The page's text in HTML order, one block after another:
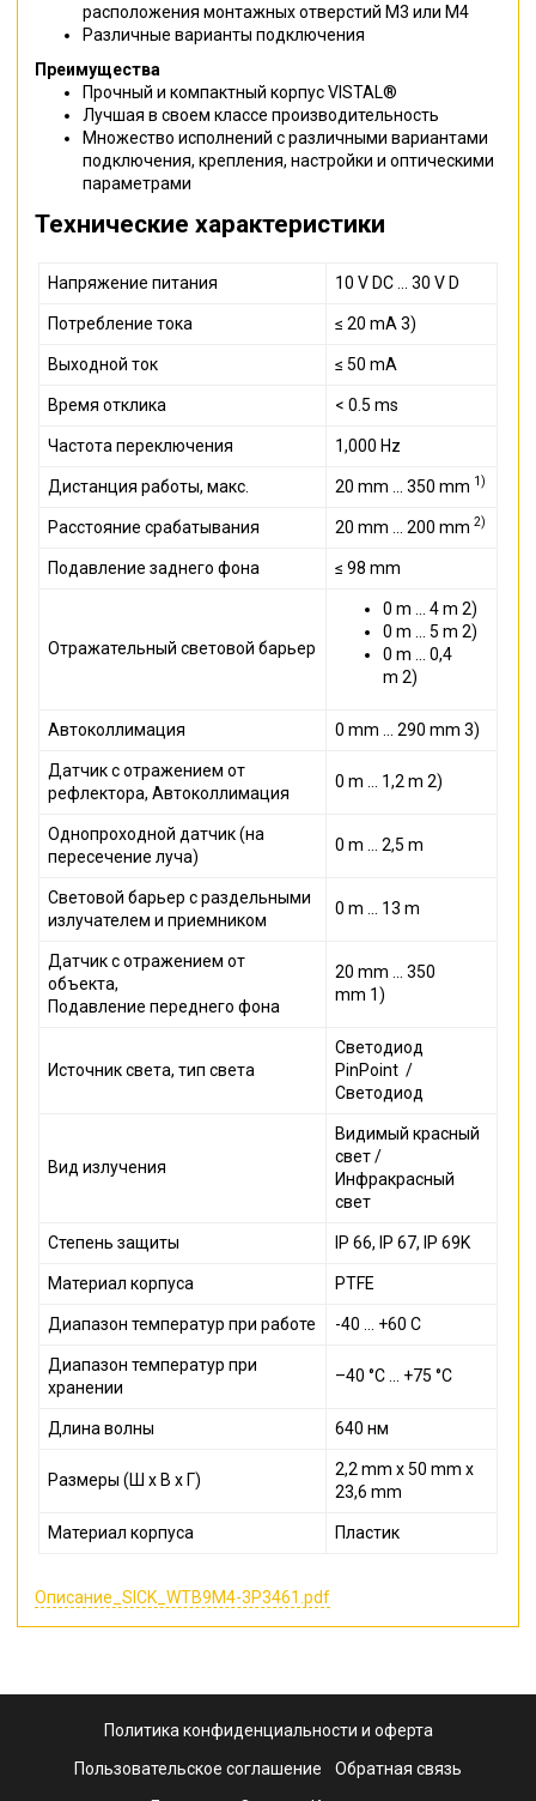
расположения монтажных отверстий M3 или M4
Различные варианты подключения
Преимущества
Прочный и компактный корпус VISTAL®
Лучшая в своем классе производительность
Множество исполнений с различными вариантами
подключения, крепления, настройки и оптическими
параметрами
Технические характеристики
Напряжение питания 10 V DC ... 30 V D
Потребление тока ≤ 20 mA 3)
Выходной ток ≤ 50 mA
Время отклика < 0.5 ms
Частота переключения 1,000 Hz
Дистанция работы, макс. 20 mm ... 350 mm 1)
Расстояние срабатывания 20 mm ... 200 mm 2)
Подавление заднего фона ≤ 98 mm
Отражательный световой барьер
0 m ... 4 m 2)
0 m ... 5 m 2)
0 m ... 0,4
m 2)
Автоколлимация 0 mm ... 290 mm 3)
Датчик с отражением от
рефлектора, Автоколлимация
0 m ... 1,2 m 2)
Однопроходной датчик (на
пересечение луча)
0 m ... 2,5 m
Световой барьер с раздельными
излучателем и приемником
0 m ... 13 m
Датчик с отражением от
объекта,
Подавление переднего фона
20 mm ... 350
mm 1)
Источник света, тип света
Светодиод
PinPoint /
Светодиод
Вид излучения
Видимый красный
свет /
Инфракрасный
свет
Степень защиты IP 66, IP 67, IP 69K
Материал корпуса PTFE
Диапазон температур при работе -40 ... +60 С
Диапазон температур при
хранении
–40 °C ... +75 °C
Длина волны 640 нм
Размеры (Ш x В x Г)
2,2 mm x 50 mm x
23,6 mm
Материал корпуса Пластик
Описание_SICK_WTB9M4-3P3461.pdf
Политика конфиденциальности и оферта
Пользовательское соглашение Обратная связь